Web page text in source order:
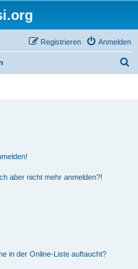
Anmelden
Registrieren
aber nicht mehr anmelden?!
in der Online-Liste auftaucht?